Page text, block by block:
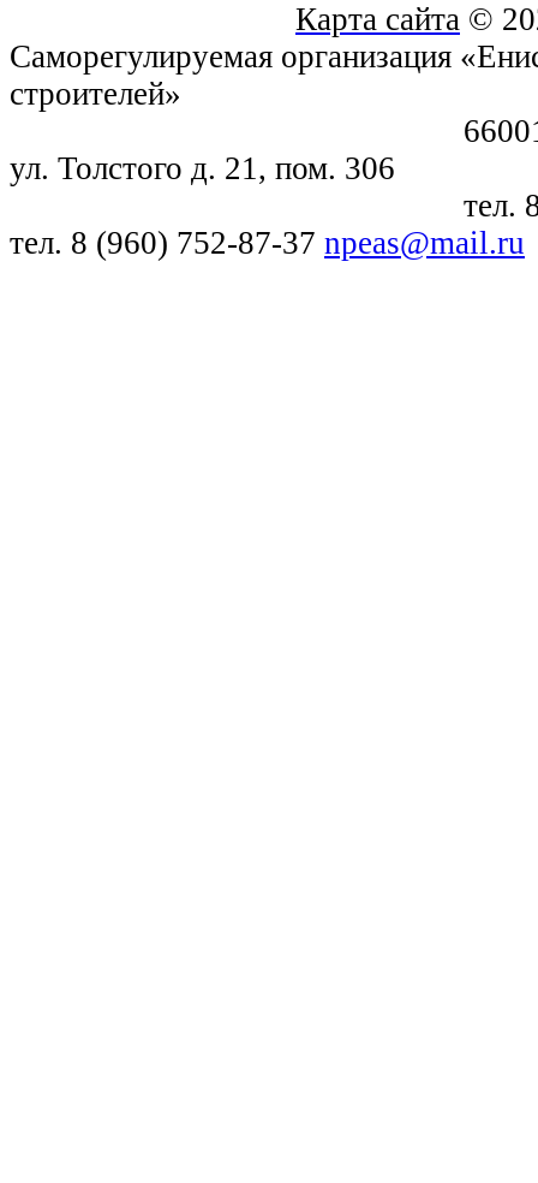
Карта сайта ©
Саморегулируемая организация
строителей»
660018, г.
ул. Толстого д. 21, пом. 306
тел. 8 (391)
тел. 8 (960) 752-87-37 npeas@mail.ru